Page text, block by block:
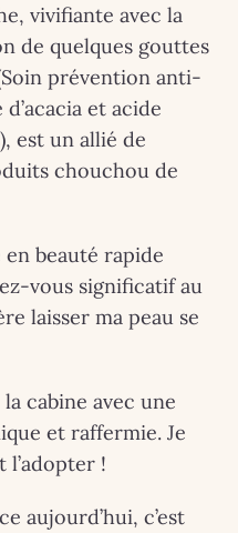
vivifiante avec la
de quelques gouttes
prévention anti-
et acide
est un allié de
chouchou de
en beauté rapide
vous significatif au
laisser ma peau se
cabine avec une
et raffermie. Je
l’adopter !
aujourd’hui, c’est